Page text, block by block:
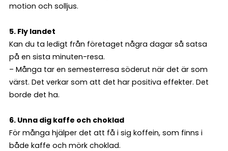
motion och solljus.
5. Fly landet
Kan du ta ledigt från företaget några dagar så satsa
på en sista minuten-resa.
– Många tar en semesterresa söderut när det är som
värst. Det verkar som att det har positiva effekter. Det
borde det ha.
6. Unna dig kaffe och choklad
För många hjälper det att få i sig koffein, som finns i
både kaffe och mörk choklad.